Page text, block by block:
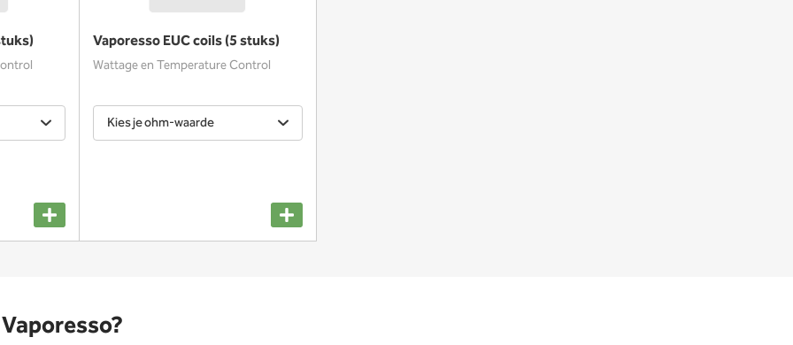
Vaporesso EUC coils (5 stuks)
Wattage en Temperature Control
Kies je ohm-waarde